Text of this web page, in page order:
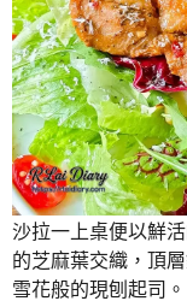
沙拉一上桌便以鮮
的芝麻葉交織，頂
雪花般的現刨起司。